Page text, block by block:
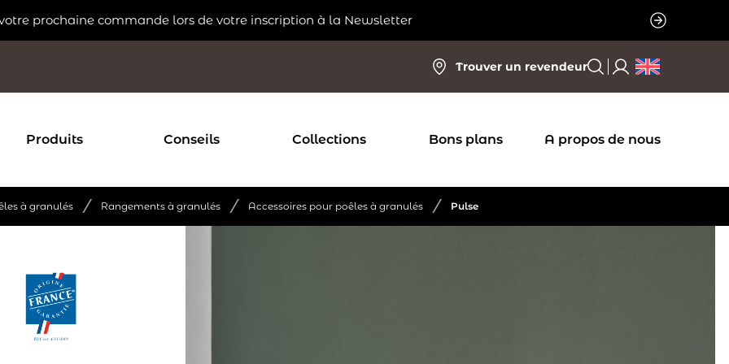
prochaine commande lors de votre inscription à la Newsletter
Trouver un revendeur
Produits Conseils Collections Bons plans A propos de nous
à granulés / Rangements à granulés / Accessoires pour poêles à granulés / Pulse